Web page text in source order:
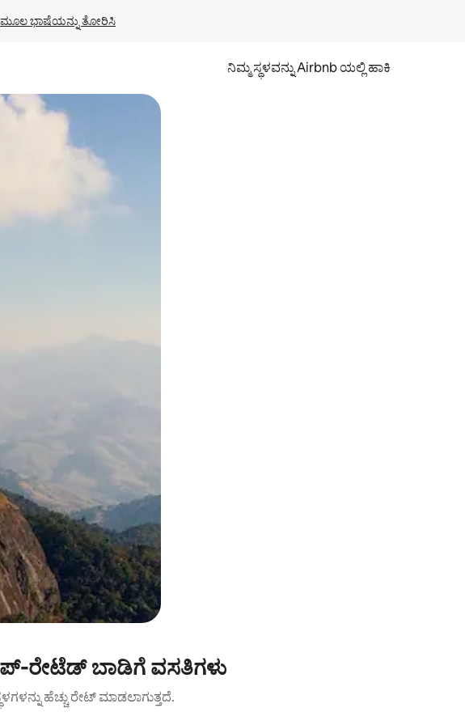
ಮೂಲ ಭಾಷೆಯನ್ನು ತೋರಿಸಿ
ನಿಮ್ಮ ಸ್ಥಳವನ್ನು Airbnb ಯಲ್ಲಿ ಹಾಕಿ
ಮೂಲಕ ಅನ್ವೇಷಿಸಿ.
ರೇಟೆಡ್ ಬಾಡಿಗೆ ವಸತಿಗಳು
ಹೆಚ್ಚು ರೇಟ್ ಮಾಡಲಾಗುತ್ತದೆ.